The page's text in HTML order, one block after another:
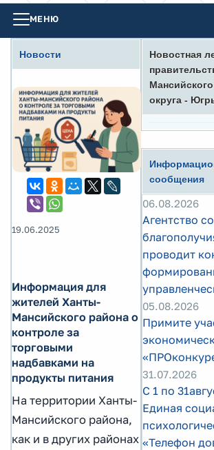
МЕНЮ
Новости
19.06.2025
Информация для
жителей Ханты-
Мансийского района о
контроле за
торговыми
надбавками на
продукты питания
На территории Ханты-
Мансийского района,
как и в других районах
Новостная
округа -
сообщения
06.08.2026
Агентство
проводит
05.08.2026
Примите
31.07.2026
С 1 по
Единая
«Телефон